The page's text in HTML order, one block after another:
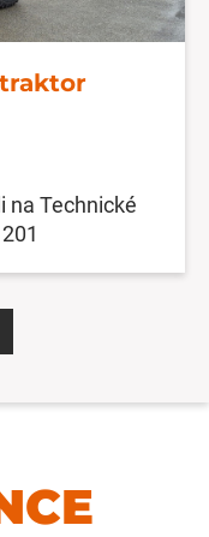
na Technické